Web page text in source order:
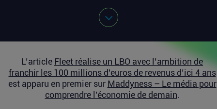
L’article Fleet réalise un LBO avec l’ambition de
franchir les 100 millions d’euros de revenus d’ici 4 ans
est apparu en premier sur Maddyness – Le média pour
comprendre l’économie de demain.